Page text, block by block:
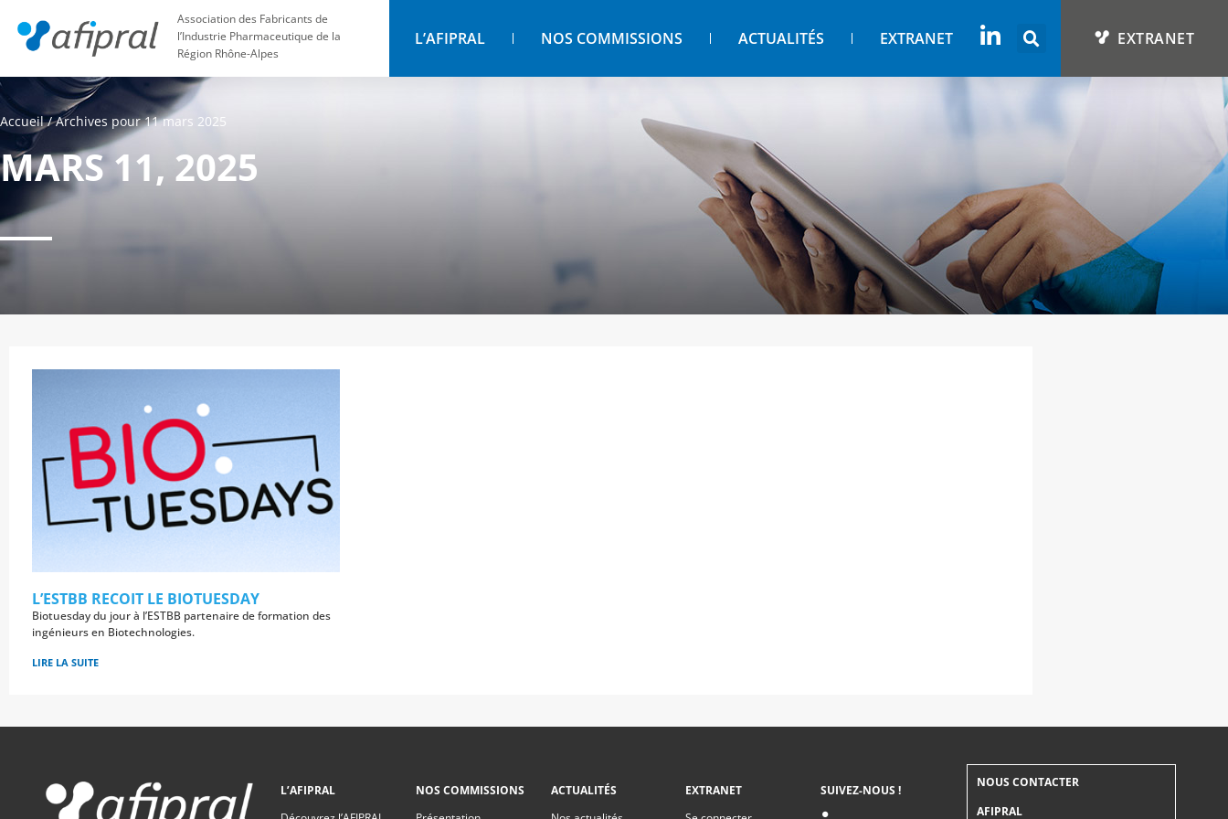
Association des Fabricants de
l’Industrie Pharmaceutique de la
Région Rhône-Alpes
L’AFIPRAL NOS COMMISSIONS ACTUALITÉS EXTRANET EXTRANET
Accueil/Archives pour 11 mars 2025
MARS 11, 2025
L’ESTBB RECOIT LE BIOTUESDAY
Biotuesday du jour à l’ESTBB partenaire de formation des
ingénieurs en Biotechnologies.
LIRE LA SUITE
L’AFIPRAL
NOS COMMISSIONS
ACTUALITÉS
EXTRANET
SUIVEZ-NOUS !
NOUS CONTACTER
AFIPRAL